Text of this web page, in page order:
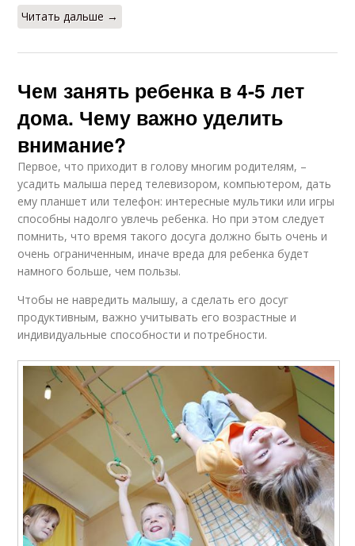
Читать дальше →
Чем занять ребенка в 4-5 лет
дома. Чему важно уделить
внимание?
Первое, что приходит в голову многим родителям, –
усадить малыша перед телевизором, компьютером, дать
ему планшет или телефон: интересные мультики или игры
способны надолго увлечь ребенка. Но при этом следует
помнить, что время такого досуга должно быть очень и
очень ограниченным, иначе вреда для ребенка будет
намного больше, чем пользы.
Чтобы не навредить малышу, а сделать его досуг
продуктивным, важно учитывать его возрастные и
индивидуальные способности и потребности.